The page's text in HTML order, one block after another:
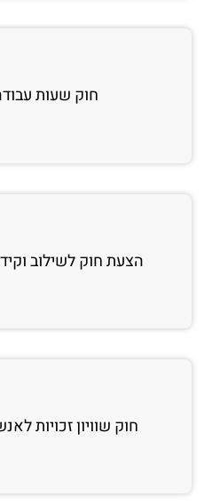
חוק שעות
הצעת חוק לשילוב
חוק שוויון זכויות